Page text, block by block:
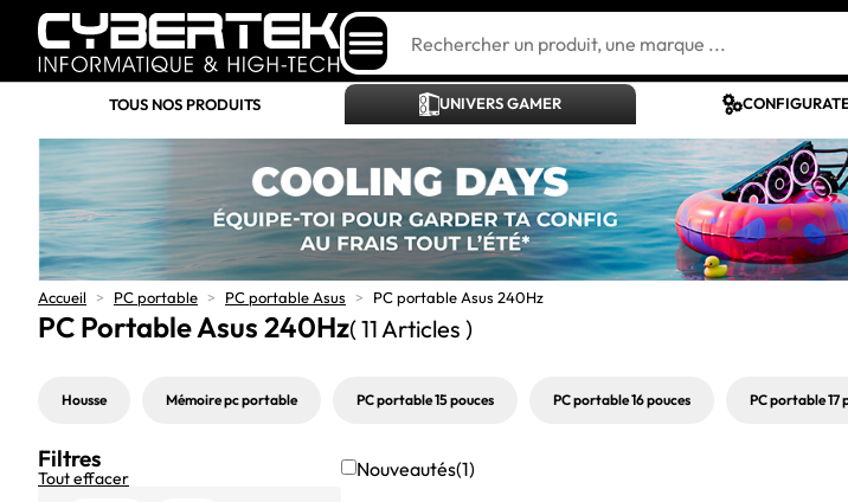
TOUS NOS PRODUITS UNIVERS GAMER
Accueil > PC portable > PC portable Asus > PC portable Asus 240Hz
PC Portable Asus 240Hz( 11 Articles )
Housse Mémoire pc portable PC portable 15 pouces PC portable 16 pouces PC portable 17
Filtres
Tout effacer Nouveautés(1)